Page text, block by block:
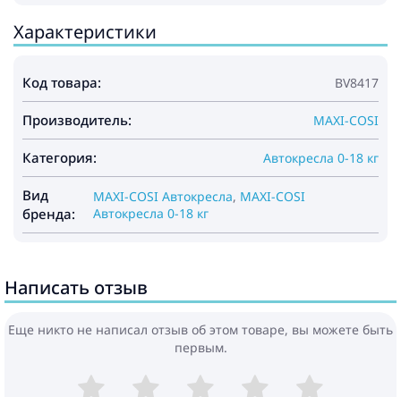
приобрести отдельно) с креплениями Isofix и
дополнительным упором в пол
автокресла
Характеристики
Код товара: BV8417
Производитель: MAXI-COSI
Категория: Автокресла 0-18 кг
Вид
бренда:
MAXI-COSI Автокресла, MAXI-COSI
Автокресла 0-18 кг
Написать отзыв
Еще никто не написал отзыв об этом товаре, вы можете быть
первым.